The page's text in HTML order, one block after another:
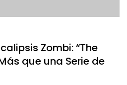
Zombi: “The
que una Serie de